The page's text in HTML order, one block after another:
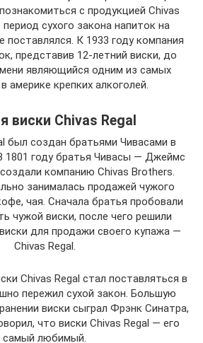
с продукцией Chivas
сухого закона напиток на
К 1933 году компания
представив 12-летний виски, до
являющийся одним из самых
америке крепких алкоголей.
виски Chivas Regal
был создан братьями Чивасами в
1801 году братья Чивасы — Джеймс
компанию Chivas Brothers.
занималась продажей чужого
чая. Сначала братья пробовали
чужой виски, после чего решили
для продажи своего купажа —
Chivas Regal.
Chivas Regal стал поставляться в
пережил сухой закон. Большую
виски сыграл Фрэнк Синатра,
что виски Chivas Regal — его
самый любимый.